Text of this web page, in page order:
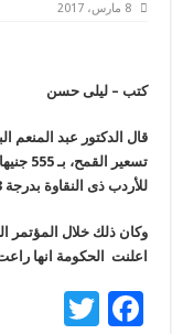
8 مارس، 2017
كتب – ليلى حسن
قال الدكتور عبد المنعم
للأردب ذى النقاوة بدرجة 23 ، و575 جنيه للأردب ذى النقاوة تصل إلى 23.
وكان ذلك خلال المؤتمر
اعلنت الحكومة انها
F